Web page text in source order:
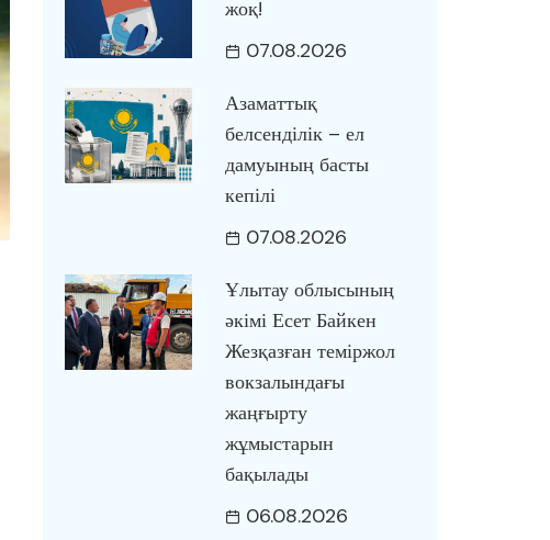
жоқ!
07.08.2026
Азаматтық
белсенділік – ел
дамуының басты
кепілі
07.08.2026
Ұлытау облысының
әкімі Есет Байкен
Жезқазған теміржол
вокзалындағы
жаңғырту
жұмыстарын
бақылады
06.08.2026